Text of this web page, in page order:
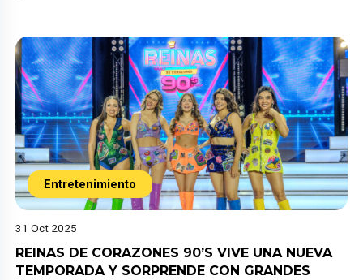
Entretenimiento
31 Oct 2025
REINAS DE CORAZONES 90’S VIVE UNA NUEVA
TEMPORADA Y SORPRENDE CON GRANDES